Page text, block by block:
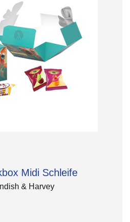
Midi Schleife
& Harvey